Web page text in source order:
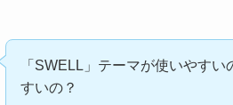
「SWELL」テーマが使いやす
すいの？